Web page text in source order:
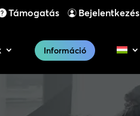
Támogatás Bejelentkezés
Információ